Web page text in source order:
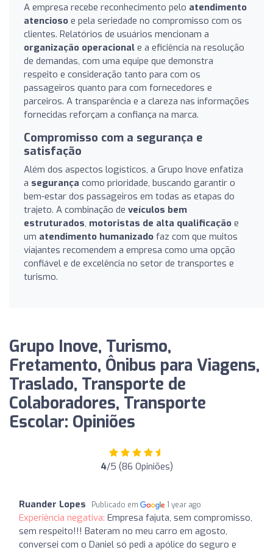
A empresa recebe reconhecimento pelo atendimento
atencioso e pela seriedade no compromisso com os
clientes. Relatórios de usuários mencionam a
organização operacional e a eficiência na resolução
de demandas, com uma equipe que demonstra
respeito e consideração tanto para com os
passageiros quanto para com fornecedores e
parceiros. A transparência e a clareza nas informações
fornecidas reforçam a confiança na marca.
Compromisso com a segurança e
satisfação
Além dos aspectos logísticos, a Grupo Inove enfatiza
a segurança como prioridade, buscando garantir o
bem-estar dos passageiros em todas as etapas do
trajeto. A combinação de veículos bem
estruturados, motoristas de alta qualificação e
um atendimento humanizado faz com que muitos
viajantes recomendem a empresa como uma opção
confiável e de excelência no setor de transportes e
turismo.
Grupo Inove, Turismo,
Fretamento, Ônibus para Viagens,
Traslado, Transporte de
Colaboradores, Transporte
Escolar: Opiniões
4/5 (86 Opiniões)
Ruander Lopes Publicado em 1 year ago
Experiência negativa: Empresa fajuta, sem compromisso,
sem respeito!!! Bateram no meu carro em agosto,
conversei com o Daniel só pedi a apólice do seguro e